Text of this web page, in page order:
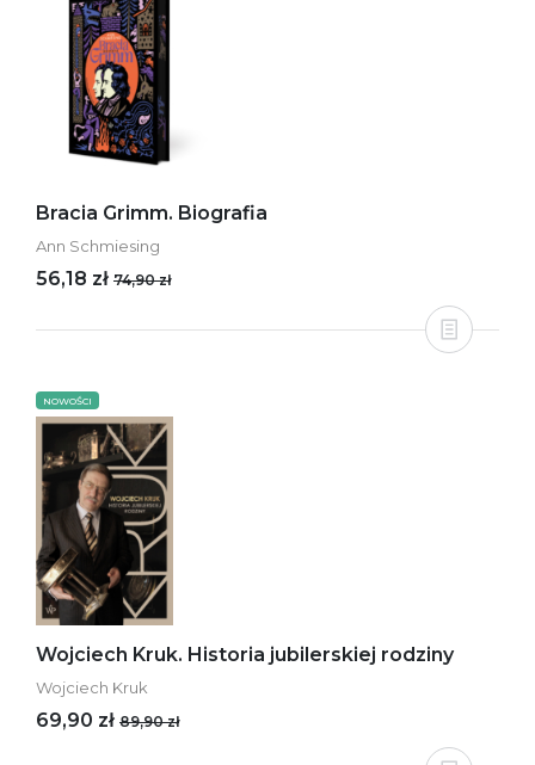
Bracia Grimm. Biografia
Ann Schmiesing
56,18 zł 74,90 zł
NOWOŚCI
Wojciech Kruk. Historia jubilerskiej rodziny
Wojciech Kruk
69,90 zł 89,90 zł